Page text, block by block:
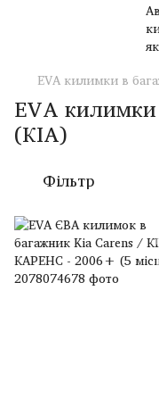
EVA килимки в
EVA
(КІА)
Фільтр